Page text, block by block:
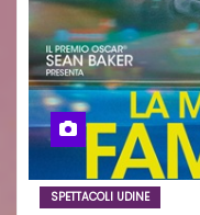
SPETTACOLI UDINE